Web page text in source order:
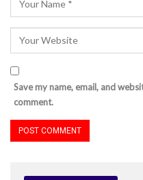
Save my name, email, and
comment.